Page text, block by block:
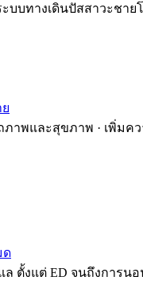
บบทางเดินปัสสาวะชาย
ภาพและสุขภาพ · เพิ่มค
ด
ล ตั้งแต่ ED จนถึงการน